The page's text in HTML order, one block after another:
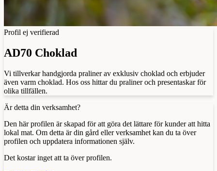
Profil ej verifierad
AD70 Choklad
Vi tillverkar handgjorda praliner av exklusiv choklad och erbjuder
även varm choklad. Hos oss hittar du praliner och presentaskar för
olika tillfällen.
Är detta din verksamhet?
Den här profilen är skapad för att göra det lättare för kunder att hitta
lokal mat. Om detta är din gård eller verksamhet kan du ta över
profilen och uppdatera informationen själv.
Det kostar inget att ta över profilen.